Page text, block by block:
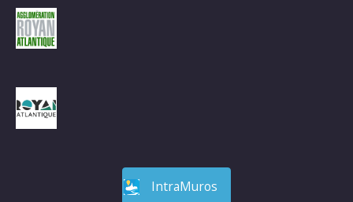
IntraMuros